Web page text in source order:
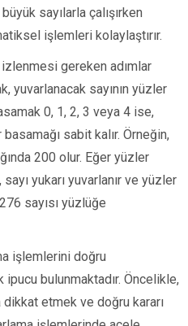
sayılarla çalışırken
işlemleri kolaylaştırır.
gereken adımlar
yuvarlanacak sayının yüzler
0, 1, 2, 3 veya 4 ise,
sabit kalır. Örneğin,
200 olur. Eğer yüzler
yukarı yuvarlanır ve yüzler
sayısı yüzlüğe
işlemlerini doğru
bulunmaktadır. Öncelikle,
etmek ve doğru kararı